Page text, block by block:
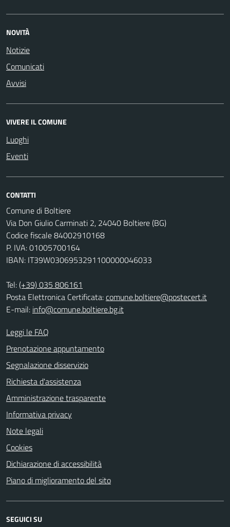
NOVITÀ
Notizie
Comunicati
Avvisi
VIVERE IL COMUNE
Luoghi
Eventi
CONTATTI
Comune di Boltiere
Via Don Giulio Carminati 2, 24040 Boltiere (BG)
Codice fiscale 84002910168
P. IVA: 01005700164
IBAN: IT39W0306953291100000046033
Tel:(+39) 035 806161
Posta Elettronica Certificata:comune.boltiere@postecert.it
E-mail: info@comune.boltiere.bg.it
Leggi le FAQ
Prenotazione appuntamento
Segnalazione disservizio
Richiesta d'assistenza
Amministrazione trasparente
Informativa privacy
Note legali
Cookies
Dichiarazione di accessibilità
Piano di miglioramento del sito
SEGUICI SU